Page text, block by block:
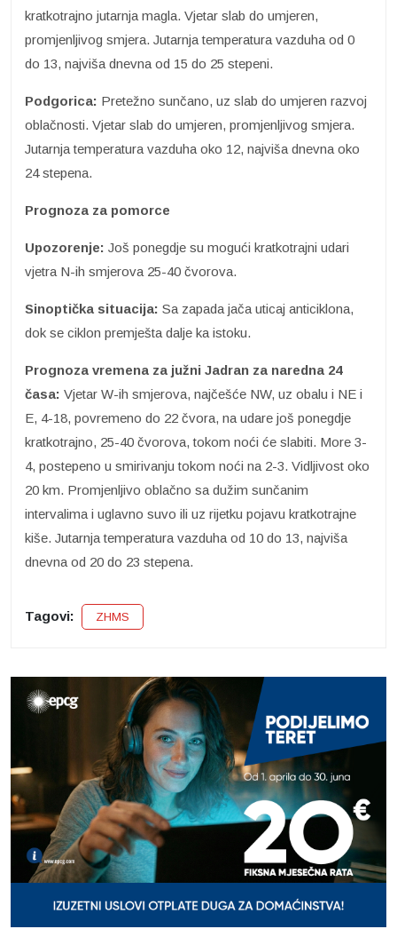
kratkotrajno jutarnja magla. Vjetar slab do umjeren,
promjenljivog smjera. Jutarnja temperatura vazduha od 0
do 13, najviša dnevna od 15 do 25 stepeni.
Podgorica: Pretežno sunčano, uz slab do umjeren razvoj
oblačnosti. Vjetar slab do umjeren, promjenljivog smjera.
Jutarnja temperatura vazduha oko 12, najviša dnevna oko
24 stepena.
Prognoza za pomorce
Upozorenje: Još ponegdje su mogući kratkotrajni udari
vjetra N-ih smjerova 25-40 čvorova.
Sinoptička situacija: Sa zapada jača uticaj anticiklona,
dok se ciklon premješta dalje ka istoku.
Prognoza vremena za južni Jadran za naredna 24
časa: Vjetar W-ih smjerova, najčešće NW, uz obalu i NE i
E, 4-18, povremeno do 22 čvora, na udare još ponegdje
kratkotrajno, 25-40 čvorova, tokom noći će slabiti. More 3-
4, postepeno u smirivanju tokom noći na 2-3. Vidljivost oko
20 km. Promjenljivo oblačno sa dužim sunčanim
intervalima i uglavno suvo ili uz rijetku pojavu kratkotrajne
kiše. Jutarnja temperatura vazduha od 10 do 13, najviša
dnevna od 20 do 23 stepena.
Tagovi: ZHMS